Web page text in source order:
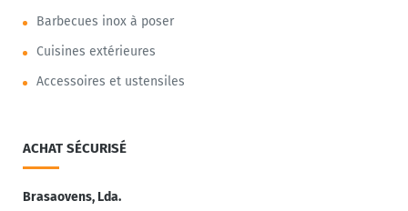
Barbecues inox à poser
Cuisines extérieures
Accessoires et ustensiles
ACHAT SÉCURISÉ
Brasaovens, Lda.